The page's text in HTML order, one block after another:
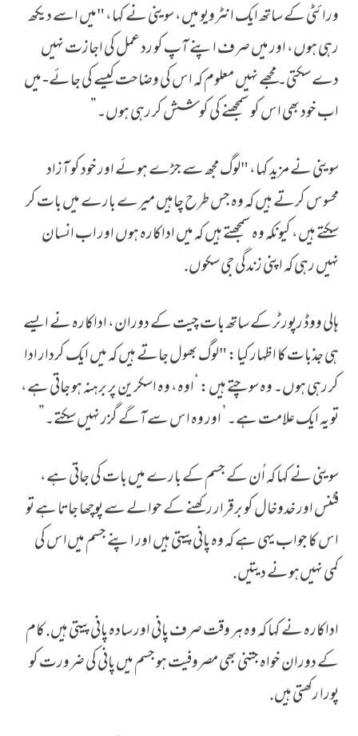
ورائٹی کے ساتھ ایک انٹرویو میں، سوینی نے کہا، "میں اسے دیکھ
رہی ہوں، اور میں صرف اپنے آپ کو رد عمل کی اجازت نہیں
دے سکتی۔ مجھے نہیں معلوم کہ اس کی وضاحت کیسے کی جائے- میں
اب خود بھی اس کو سمجھنے کی کوشش کر رہی ہوں۔”
سوینی نے مزید کہا، "لوگ مجھ سے جڑے ہوئے اور خود کو آزاد
محسوس کرتے ہیں کہ وہ جس طرح چاہیں میرے بارے میں بات کر
سکتے ہیں، کیونکہ وہ سمجھتے ہیں کہ میں اداکارہ ہوں اور اب انسان
نہیں رہی کہ اپنی زندگی جی سکوں.
ہالی ووڈ رپورٹر کے ساتھ بات چیت کے دوران، اداکارہ نے ایسے
ہی جذبات کا اظہار کیا: "لوگ بھول جاتے ہیں کہ میں ایک کردار ادا
کر رہی ہوں۔ وہ سوچتے ہیں: ‘اوہ، وہ اسکرین پر برہنہ ہو جاتی ہے،
تو یہ ایک علامت ہے۔’ اور وہ اس سےآگے گزر نہیں سکتے۔”
سوینی نے کہا کہ اُن کے جسم کے بارے میں بات کی جاتی ہے،
فٹنس اور خدوخال کو برقرار رکھنے کے حوالے سے پوچھا جاتا ہے تو
اس کا جواب یہی ہے کہ وہ پانی پیتی ہیں اور اپنے جسم میں‌اس کی
کمی نہیں‌ہونے دیتیں.
اداکارہ نے کہا کہ وہ ہر وقت صرف پانی اور سادہ پانی پیتی ہیں. کام
کے دوران خواہ جتنی بھی مصروفیت ہو جسم میں پانی کی ضرورت کو
پورا رکھتی ہیں.